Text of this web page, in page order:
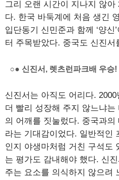
그리 오랜 시간이 지나지 않아
다. 한국 바둑계에 처음 생긴
입단동기 신민준과 함께 ‘양신
터 주목받았다. 중국도 신진서
○● 신진서, 렛츠런파크배 우승!
신진서는 아직도 어리다.
더 빨리 성장해 주지 않느냐는
의 어깨를 짓눌렀다. 중국과
라는 기대감이었다. 일반적인
인지 야생마처럼 거친 구석도
는 평가도 감내해야 했다. 신
주는 요소를 의식하지 않으려